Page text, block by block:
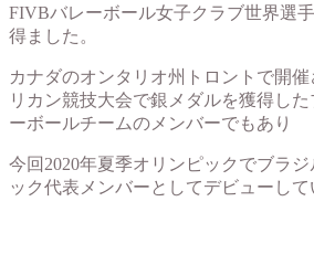
FIVBバレーボール女子クラブ世界選
得ました。
カナダのオンタリオ州トロントで開催
リカン競技大会で銀メダルを獲得し
ーボールチームのメンバーでもあり
今回2020年夏季オリンピックでブラ
ック代表メンバーとしてデビューして